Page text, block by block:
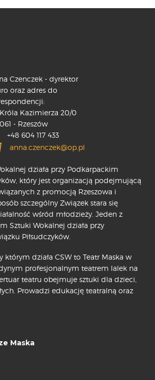
Czenczek - dyrektor
oraz adres do
Kazimierza 20/0
- Rzeszów
+48 604 117 433
anna.czenczek@op.pl
działa przy Podkarpackim
który jest organizacją podejmującą
z promocją Rzeszowa i
szczególny Związek stara się
wśród młodzieży. Jeden z
Sztuki Wokalnej działa przy
Piłsudczyków.
którym działa CSW to Teatr Maska w
profesjonalnym teatrem lalek na
teatru obejmuje sztuki dla dzieci,
Prowadzi edukację teatralną oraz
Maska